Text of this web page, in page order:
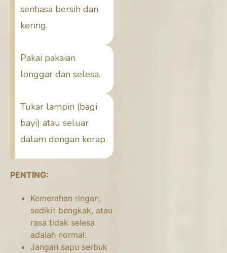
sentiasa bersih dan
kering.
Pakai pakaian
longgar dan selesa.
Tukar lampin (bagi
bayi) atau seluar
dalam dengan kerap.
PENTING:
Kemerahan ringan,
sedikit bengkak, atau
rasa tidak selesa
adalah normal.
Jangan sapu serbuk